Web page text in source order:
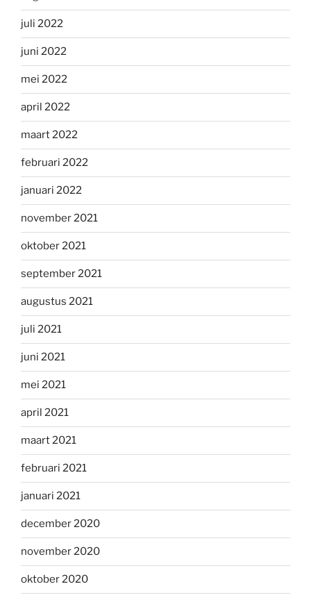
juli 2022
juni 2022
mei 2022
april 2022
maart 2022
februari 2022
januari 2022
november 2021
oktober 2021
september 2021
augustus 2021
juli 2021
juni 2021
mei 2021
april 2021
maart 2021
februari 2021
januari 2021
december 2020
november 2020
oktober 2020